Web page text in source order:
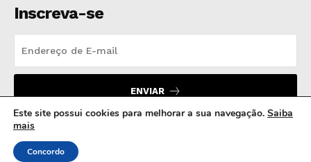
Inscreva-se
ENVIAR
© 2024 MB Hora News | Todos os direitos reservados.
Este site possui cookies para melhorar a sua navegação. Saiba
mais
Concordo